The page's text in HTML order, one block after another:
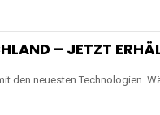
– JETZT
den neuesten Technologien.